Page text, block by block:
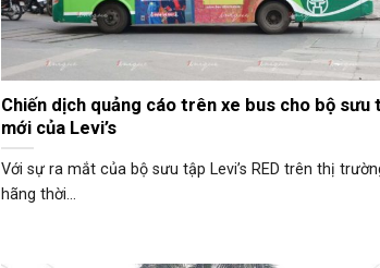
Chiến dịch quảng cáo trên xe bus cho bộ sưu
mới của Levi’s
Với sự ra mắt của bộ sưu tập Levi’s RED trên thị
hãng thời...